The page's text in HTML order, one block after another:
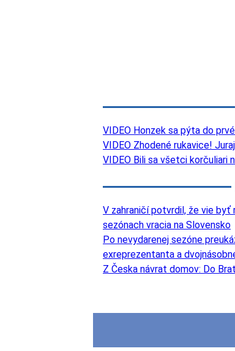
VIDEO Honzek sa pýta do
VIDEO Zhodené rukavice!
VIDEO Bili sa všetci korčuliari
V zahraničí potvrdil, že vie
sezónach vracia na Slovensko
Po nevydarenej sezóne
exreprezentanta a
Z Česka návrat domov: Do